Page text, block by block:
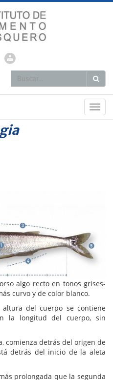
algo recto en tonos grises-
curvo y de color blanco.
altura del cuerpo se contiene
la longitud del cuerpo, sin
comienza detrás del origen de
detrás del inicio de la aleta
prolongada que la segunda